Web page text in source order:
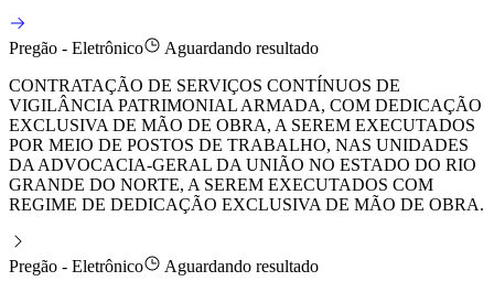
Pregão - Eletrônico
Aguardando resultado
CONTRATAÇÃO DE SERVIÇOS CONTÍNUOS DE
VIGILÂNCIA PATRIMONIAL ARMADA, COM DEDICAÇÃO
EXCLUSIVA DE MÃO DE OBRA, A SEREM EXECUTADOS
POR MEIO DE POSTOS DE TRABALHO, NAS UNIDADES
DA ADVOCACIA-GERAL DA UNIÃO NO ESTADO DO RIO
GRANDE DO NORTE, A SEREM EXECUTADOS COM
REGIME DE DEDICAÇÃO EXCLUSIVA DE MÃO DE OBRA.
Pregão - Eletrônico
Aguardando resultado